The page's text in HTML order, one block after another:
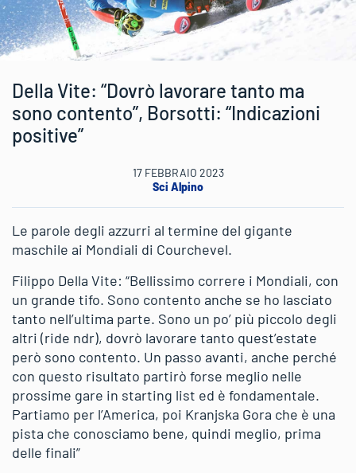
Della Vite: “Dovrò lavorare tanto ma
sono contento”, Borsotti: “Indicazioni
positive”
17 FEBBRAIO 2023
Sci Alpino
Le parole degli azzurri al termine del gigante
maschile ai Mondiali di Courchevel.
Filippo Della Vite: “Bellissimo correre i Mondiali, con
un grande tifo. Sono contento anche se ho lasciato
tanto nell’ultima parte. Sono un po’ più piccolo degli
altri (ride ndr), dovrò lavorare tanto quest’estate
però sono contento. Un passo avanti, anche perché
con questo risultato partirò forse meglio nelle
prossime gare in starting list ed è fondamentale.
Partiamo per l’America, poi Kranjska Gora che è una
pista che conosciamo bene, quindi meglio, prima
delle finali”